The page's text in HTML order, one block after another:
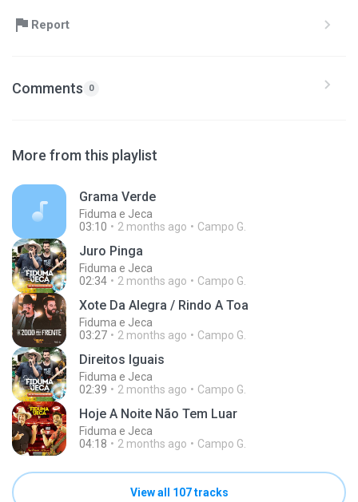
Report
Comments 0
More from this playlist
Grama Verde
Fiduma e Jeca
03:10
2 months ago Campo G.
Juro Pinga
Fiduma e Jeca
02:34
2 months ago Campo G.
Xote Da Alegra / Rindo A Toa
Fiduma e Jeca
03:27
2 months ago Campo G.
Direitos Iguais
Fiduma e Jeca
02:39
2 months ago Campo G.
Hoje A Noite Não Tem Luar
Fiduma e Jeca
04:18
2 months ago Campo G.
View all 107 tracks